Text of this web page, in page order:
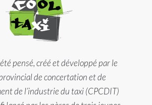
pensé, créé et développé par le
de concertation et de
de l’industrie du taxi (CPCDIT)